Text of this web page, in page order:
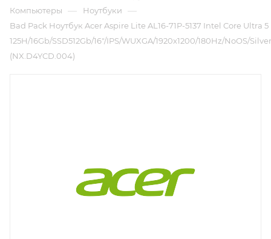
Компьютеры — Ноутбуки —
Bad Pack Ноутбук Acer Aspire Lite AL16-71P-5137 Intel Core Ultra 5
125H/16Gb/SSD512Gb/16"/IPS/WUXGA/1920x1200/180Hz/NoOS/Silver
(NX.D4YCD.004)